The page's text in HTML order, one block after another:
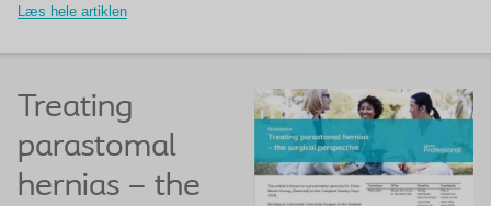
Læs hele artiklen
Treating
parastomal
hernias – the